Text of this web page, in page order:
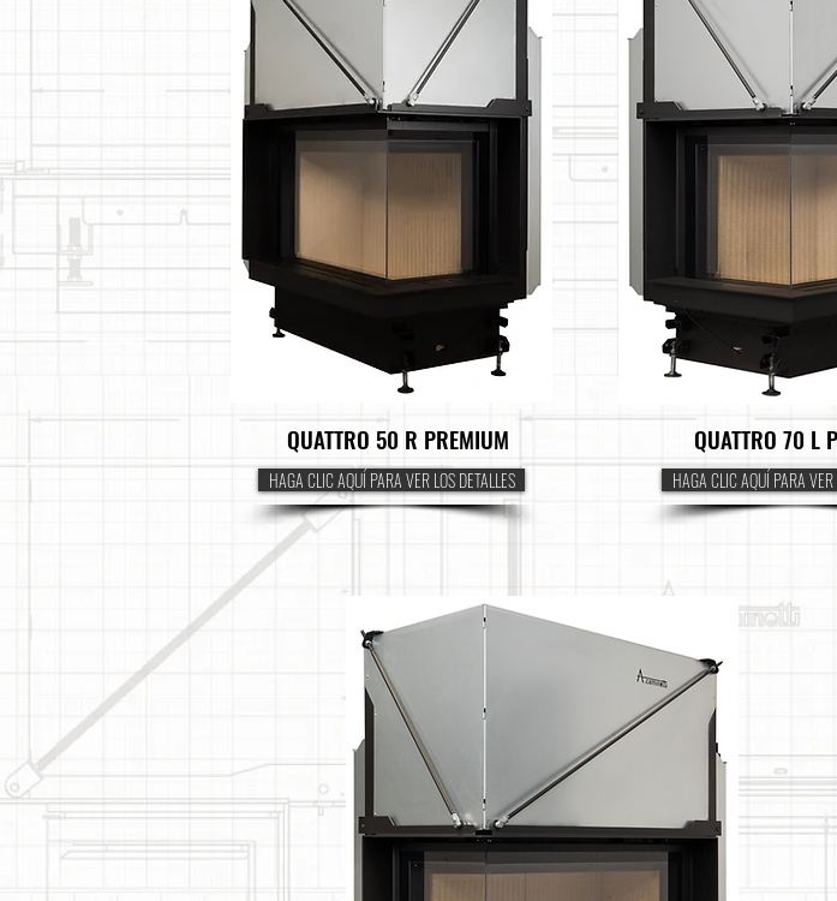
HAGA CLIC AQUÍ PARA VER LOS DETALLES HAGA CLIC AQUÍ PARA VER
QUATTRO 70 L
QUATTRO 50 R PREMIUM